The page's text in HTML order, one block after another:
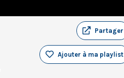
Partager
Ajouter à ma playlist